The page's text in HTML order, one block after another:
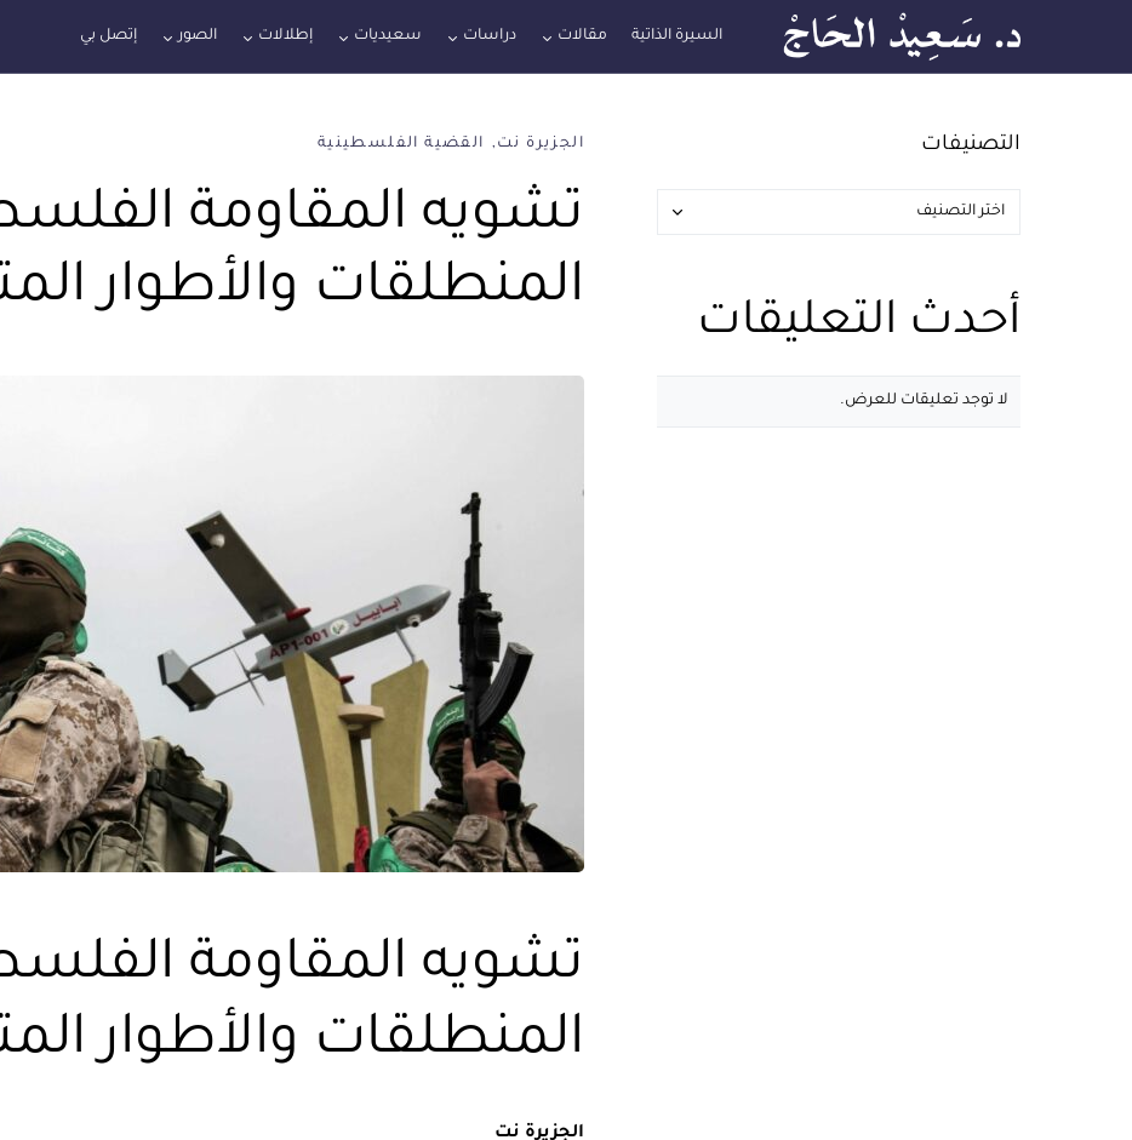
السيرة الذاتية مقالات دراسات سعيديات إطلالات الصور إتصل بي
الجزيرة نت القضية الفلسطينية
تشويه المقاومة
المنطلقات والأطوار
تشويه المقاومة
المنطلقات والأطوار
الجزيرة نت
التصنيفات
أحدث التعليقات
لا توجد تعليقات للعرض.